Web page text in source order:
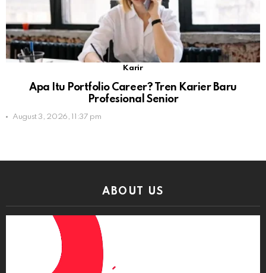
Karir
Apa Itu Portfolio Career? Tren Karier Baru
Profesional Senior
August 3, 2026, 11:37 pm
ABOUT US